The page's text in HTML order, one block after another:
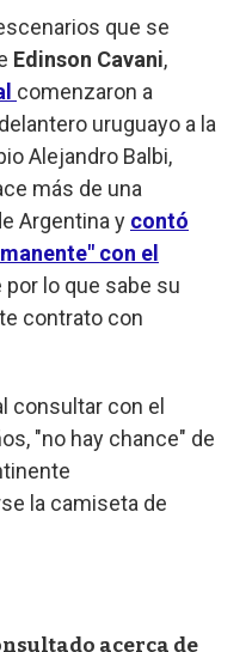
que se
Edinson Cavani,
comenzaron a
uruguayo a la
Alejandro Balbi,
más de una
Argentina y contó
con el
por lo que sabe su
contrato con
consultar con el
"no hay chance" de
la camiseta de
acerca de